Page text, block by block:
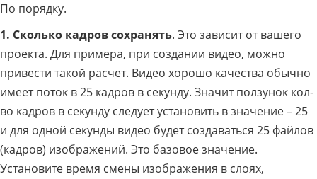
По порядку.
1. Сколько кадров сохранять. Это зависит от вашего
проекта. Для примера, при создании видео, можно
привести такой расчет. Видео хорошо качества обычно
имеет поток в 25 кадров в секунду. Значит ползунок кол-
во кадров в секунду следует установить в значение – 25
и для одной секунды видео будет создаваться 25 файлов
(кадров) изображений. Это базовое значение.
Установите время смены изображения в слоях,